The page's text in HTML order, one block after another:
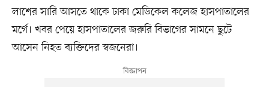
লাশের সারি আসতে থাকে ঢাকা মেডিকেল কলেজ হাসপাতালের
মর্গে। খবর পেয়ে হাসপাতালের জরুরি বিভাগের সামনে ছুটে
আসেন নিহত ব্যক্তিদের স্বজনেরা।